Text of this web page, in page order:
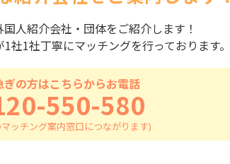
人紹介会社・団体をご紹介します！
社1社丁寧にマッチングを行っております。
ぎの方はこちらからお電話
550-580